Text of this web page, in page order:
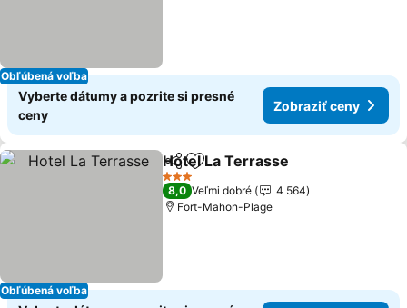
Obľúbená voľba
Vyberte dátumy a pozrite si presné
ceny
Zobraziť ceny
Obľúbená voľba
ZdieľaťPridať do obľúbených
Hotel La Terrasse
3 Počet hviezdičiek
8,0 Veľmi dobré
4 564
Fort-Mahon-Plage